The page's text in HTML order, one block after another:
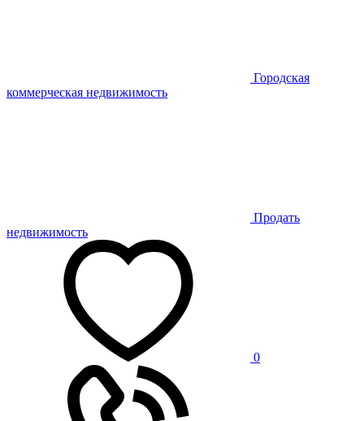
Городская
коммерческая недвижимость
Продать
недвижимость
0